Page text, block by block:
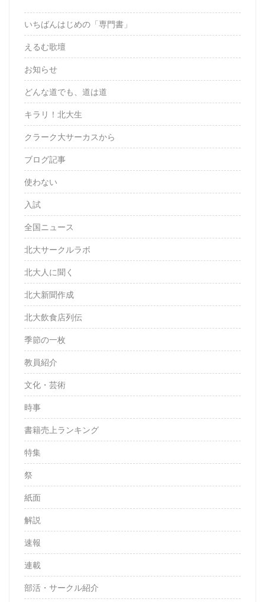
いちばんはじめの「専門書」
えるむ歌壇
お知らせ
どんな道でも、道は道
キラリ！北大生
クラーク大サーカスから
ブログ記事
使わない
入試
全国ニュース
北大サークルラボ
北大人に聞く
北大新聞作成
北大飲食店列伝
季節の一枚
教員紹介
文化・芸術
時事
書籍売上ランキング
特集
祭
紙面
解説
速報
連載
部活・サークル紹介